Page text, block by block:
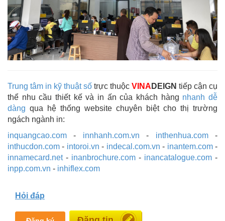
Trung tâm in kỹ thuật số trực thuộc VINA DEIGN tiếp cận cụ
thể nhu cầu thiết kế và in ấn của khách hàng nhanh dễ
dàng qua hệ thống website chuyên biệt cho thị trường
ngách ngành in:
inquangcao.com - innhanh.com.vn - inthenhua.com-
inthucdon.com - intoroi.vn - indecal.com.vn - inantem.com-
innamecard.net- inanbrochure.com - inancatalogue.com -
inpp.com.vn - inhiflex.com
Hỏi đáp